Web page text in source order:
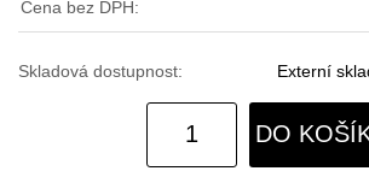
Cena bez DPH:
Skladová dostupnost: Externí
DO